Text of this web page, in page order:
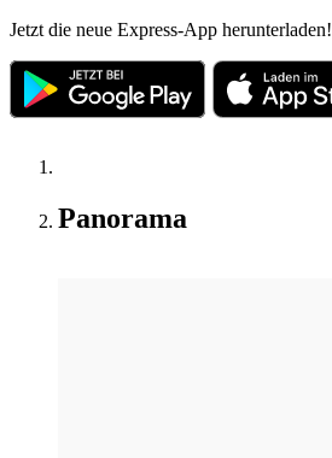
Jetzt die neue Express-App herunterladen!
Panorama